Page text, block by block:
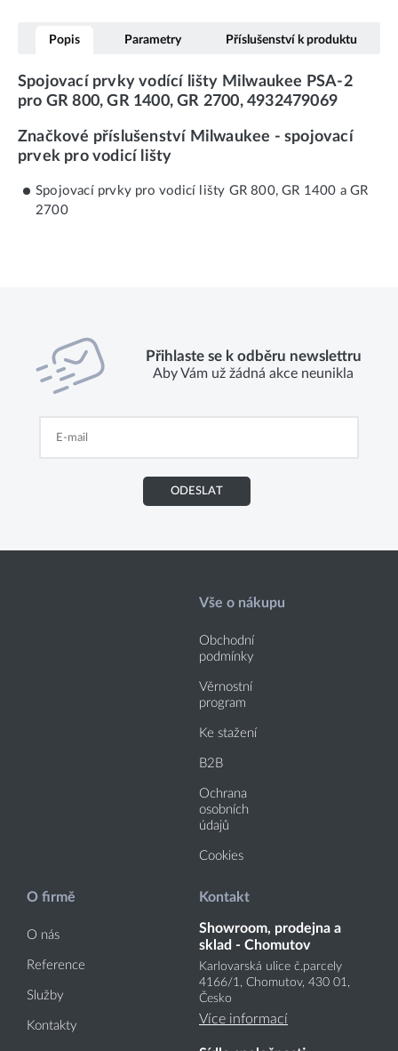
Popis Parametry Příslušenství k produktu
Spojovací prvky vodící lišty Milwaukee PSA-2
pro GR 800, GR 1400, GR 2700, 4932479069
Značkové příslušenství Milwaukee - spojovací
prvek pro vodicí lišty
Spojovací prvky pro vodicí lišty GR 800, GR 1400 a GR
2700
Přihlaste se k odběru newslettru
Aby Vám už žádná akce neunikla
ODESLAT
Vše o nákupu
Obchodní
podmínky
Věrnostní
program
Ke stažení
B2B
Ochrana
osobních
údajů
Cookies
O firmě
O nás
Reference
Služby
Kontakty
Kontakt
Showroom, prodejna a
sklad - Chomutov
Karlovarská ulice č.parcely
4166/1, Chomutov, 430 01,
Česko
Více informací